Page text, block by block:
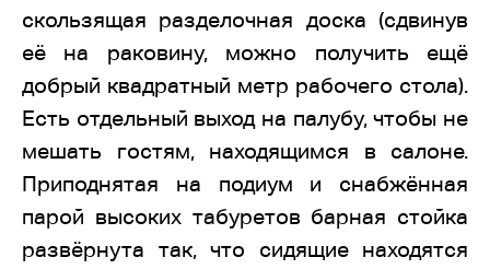
скользящая разделочная доска (сдвинув
её на раковину, можно получить ещё
добрый квадратный метр рабочего стола).
Есть отдельный выход на палубу, чтобы не
мешать гостям, находящимся в салоне.
Приподнятая на подиум и снабжённая
парой высоких табуретов барная стойка
развёрнута так, что сидящие находятся